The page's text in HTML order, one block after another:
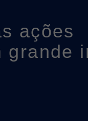
ações
grande